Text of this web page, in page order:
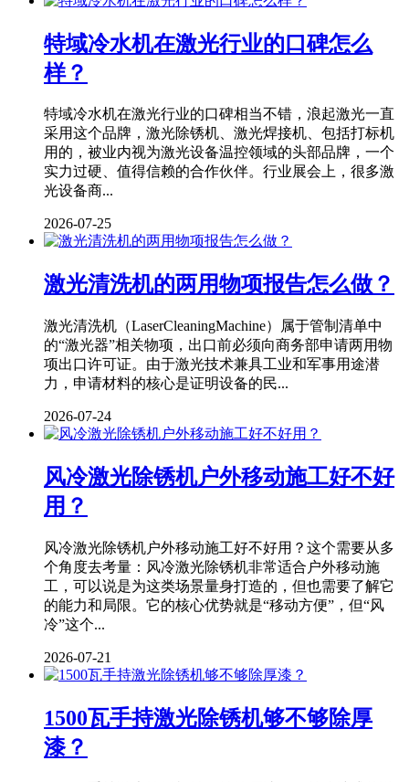
特域冷水机在激光行业的口碑怎么
样？
特域冷水机在激光行业的口碑相当不错，浪起激光一直
采用这个品牌，激光除锈机、激光焊接机、包括打标机
用的，被业内视为激光设备温控领域的头部品牌，一个
实力过硬、值得信赖的合作伙伴。行业展会上，很多激
光设备商...
2026-07-25
激光清洗机的两用物项报告怎么做？
激光清洗机（LaserCleaningMachine）属于管制清单中
的“激光器”相关物项，出口前必须向商务部申请两用物
项出口许可证。由于激光技术兼具工业和军事用途潜
力，申请材料的核心是证明设备的民...
2026-07-24
风冷激光除锈机户外移动施工好不好
用？
风冷激光除锈机户外移动施工好不好用？这个需要从多
个角度去考量：风冷激光除锈机非常适合户外移动施
工，可以说是为这类场景量身打造的，但也需要了解它
的能力和局限。它的核心优势就是“移动方便”，但“风
冷”这个...
2026-07-21
1500瓦手持激光除锈机够不够除厚
漆？